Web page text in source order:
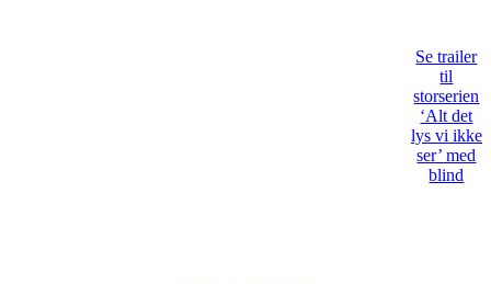
Se trailer
til
storserien
‘Alt det
lys vi ikke
ser’ med
blind